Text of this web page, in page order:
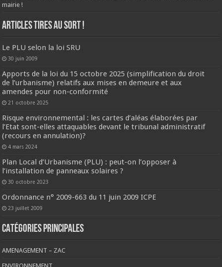
mairie !
ARTICLES TIRES AU SORT !
Le PLU selon la loi SRU
30 juin 2009
Apports de la loi du 15 octobre 2025 (simplification du droit
de l’urbanisme) relatifs aux mises en demeure et aux
amendes pour non-conformité
21 octobre 2025
Risque environnemental : les cartes d’aléas élaborées par
l’Etat sont-elles attaquables devant le tribunal administratif
(recours en annulation)?
4 mars 2024
Plan Local d’Urbanisme (PLU) : peut-on l’opposer à
l’installation de panneaux solaires ?
30 octobre 2023
Ordonnance n° 2009-663 du 11 juin 2009 ICPE
23 juillet 2009
CATÉGORIES PRINCIPALES
AMENAGEMENT – ZAC